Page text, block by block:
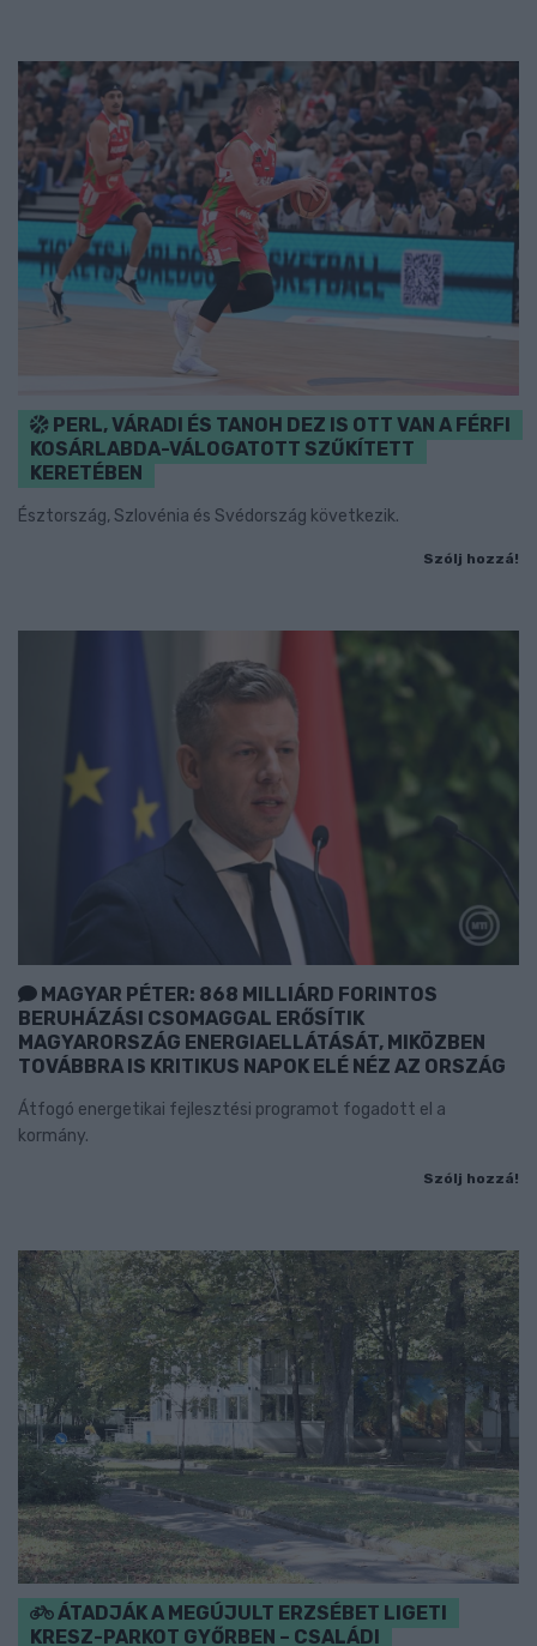
PERL, VÁRADI ÉS TANOH DEZ IS OTT VAN A FÉRFI
KOSÁRLABDA-VÁLOGATOTT SZŰKÍTETT
KERETÉBEN
Észtország, Szlovénia és Svédország következik.
Szólj hozzá!
MAGYAR PÉTER: 868 MILLIÁRD FORINTOS
BERUHÁZÁSI CSOMAGGAL ERŐSÍTIK
MAGYARORSZÁG ENERGIAELLÁTÁSÁT, MIKÖZBEN
TOVÁBBRA IS KRITIKUS NAPOK ELÉ NÉZ AZ ORSZÁG
Átfogó energetikai fejlesztési programot fogadott el a
kormány.
Szólj hozzá!
ÁTADJÁK A MEGÚJULT ERZSÉBET LIGETI
KRESZ-PARKOT GYŐRBEN – CSALÁDI